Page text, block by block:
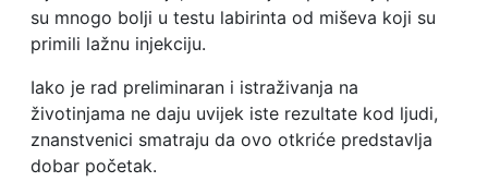
su mnogo bolji u testu labirinta od miševa koji su
primili lažnu injekciju.
Iako je rad preliminaran i istraživanja na
životinjama ne daju uvijek iste rezultate kod ljudi,
znanstvenici smatraju da ovo otkriće predstavlja
dobar početak.